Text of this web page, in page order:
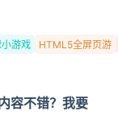
游戏 HTML5全屏页游
容不错？我要